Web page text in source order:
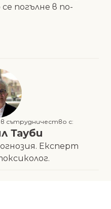
погълне в по-
сътрудничество с:
Тауби
Експерт